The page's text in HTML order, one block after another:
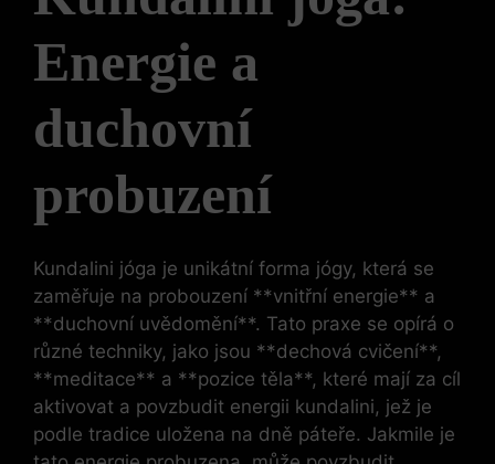
Energie a
duchovní
probuzení
Kundalini jóga je unikátní forma jógy, která se
zaměřuje na probouzení **vnitřní energie** a
**duchovní uvědomění**. Tato praxe se opírá o
různé techniky, jako jsou **dechová cvičení**,
**meditace** a **pozice těla**, které mají za cíl
aktivovat a povzbudit energii kundalini, jež je
podle tradice uložena na dně páteře. Jakmile je